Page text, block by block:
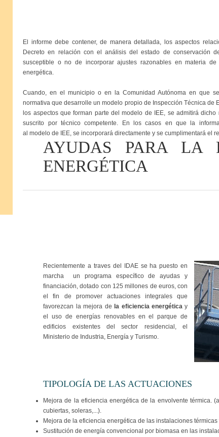
El informe debe contener, de manera detallada, los aspectos
Decreto en relación con el análisis del estado de conservación
susceptible o no de incorporar ajustes razonables en materia
energética.
Cuando, en el municipio o en la Comunidad Autónoma en que
normativa que desarrolle un modelo propio de Inspección Técnica de
los aspectos que forman parte del modelo de IEE, se admitirá
suscrito por técnico competente. En los casos en que la
al modelo de IEE, se incorporará directamente y se cumplimentará el
AYUDAS PARA LA
ENERGÉTICA
Recientemente a traves del IDAE se ha puesto en
marcha un programa específico de ayudas y
financiación, dotado con 125 millones de euros, con
el fin de promover actuaciones integrales que
favorezcan la mejora de la eficiencia energética y
el uso de energías renovables en el parque de
edificios existentes del sector residencial, el
Ministerio de Industria, Energía y Turismo.
TIPOLOGÍA DE LAS ACTUACIONES
Mejora de la eficiencia energética de la envolvente térmica.
cubiertas, soleras,...).
Mejora de la eficiencia energética de las instalaciones
Sustitución de energía convencional por biomasa en las